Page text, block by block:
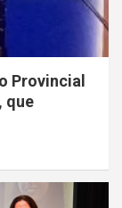
Provincial
que